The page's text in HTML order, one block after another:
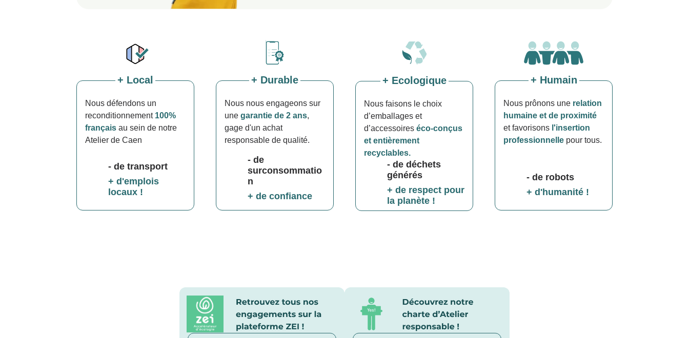
+ Local
Nous défendons un
reconditionnement 100%
français au sein de notre
Atelier de Caen
- de transport
+ d'emplois
locaux !
+ Durable
Nous nous engageons sur
une garantie de 2 ans,
gage d'un achat
responsable de qualité.
- de
surconsommatio
n
+ de confiance
+ Ecologique
Nous faisons le choix
d’emballages et
d’accessoires éco-conçus
et entièrement
recyclables.
- de déchets
générés
+ de respect pour
la planète !
+ Humain
Nous prônons une relation
humaine et de proximité
et favorisons l'insertion
professionnelle pour tous.
- de robots
+ d'humanité !